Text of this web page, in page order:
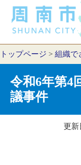
トップページ > 組織で
令和6年第4
議事件
更新